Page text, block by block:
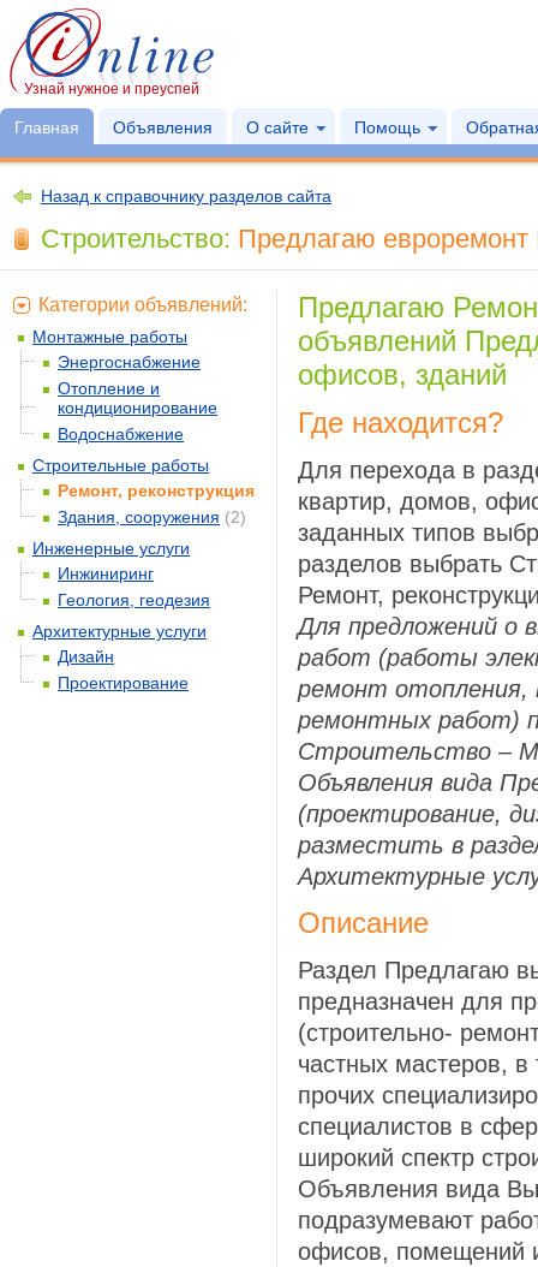
Узнай нужное и преуспей
Главная Объявления О сайте Помощь
Назад к справочнику разделов сайта
Строительство: Предлагаю
Предлагаю
объявлений
офисов, зданий
Где находится?
Для перехода в
квартир, домов,
заданных типов
разделов выбрать
Ремонт,
Для предложений о
работ (работы
ремонт отопления,
ремонтных работ)
Строительство –
Объявления вида
(проектирование,
разместить в
Архитектурные
Описание
Раздел Предлагаю
предназначен для
(строительно-
частных мастеров,
прочих
специалистов в
широкий спектр
Объявления вида
подразумевают
офисов, помещений
Категории объявлений:
Монтажные работы
Энергоснабжение
Отопление и
кондиционирование
Водоснабжение
Строительные работы
Ремонт, реконструкция
Здания, сооружения (2)
Инженерные услуги
Инжиниринг
Геология, геодезия
Архитектурные услуги
Дизайн
Проектирование